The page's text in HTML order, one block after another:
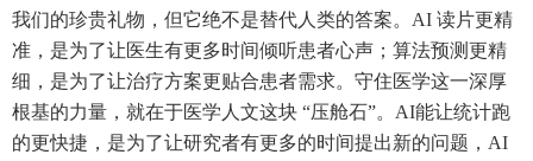
我们的珍贵礼物，但它绝不是替代人类的答案。AI 读片更精
准，是为了让医生有更多时间倾听患者心声；算法预测更精
细，是为了让治疗方案更贴合患者需求。守住医学这一深厚
根基的力量，就在于医学人文这块 “压舱石”。AI能让统计跑
的更快捷，是为了让研究者有更多的时间提出新的问题，AI